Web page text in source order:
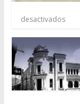
desactivados